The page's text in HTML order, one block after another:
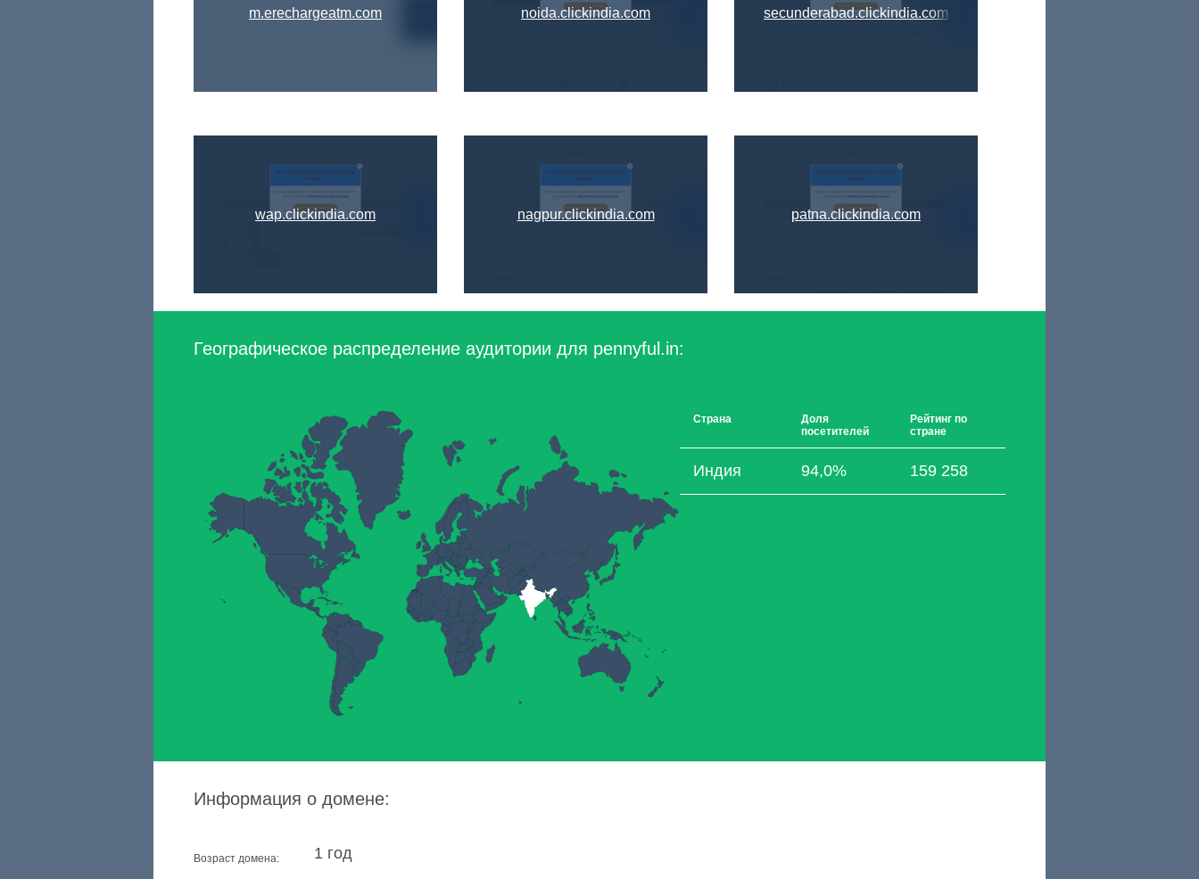
m.erechargeatm.com
wap.clickindia.com
noida.clickindia.com
nagpur.clickindia.com
secunderabad.clickindia.com
patna.clickindia.com
Географическое распределение аудитории для pennyful.in:
Страна
Доля
посетителей
Рейтинг по
стране
Индия 94,0% 159 258
Информация о домене:
Возраст домена: 1 год